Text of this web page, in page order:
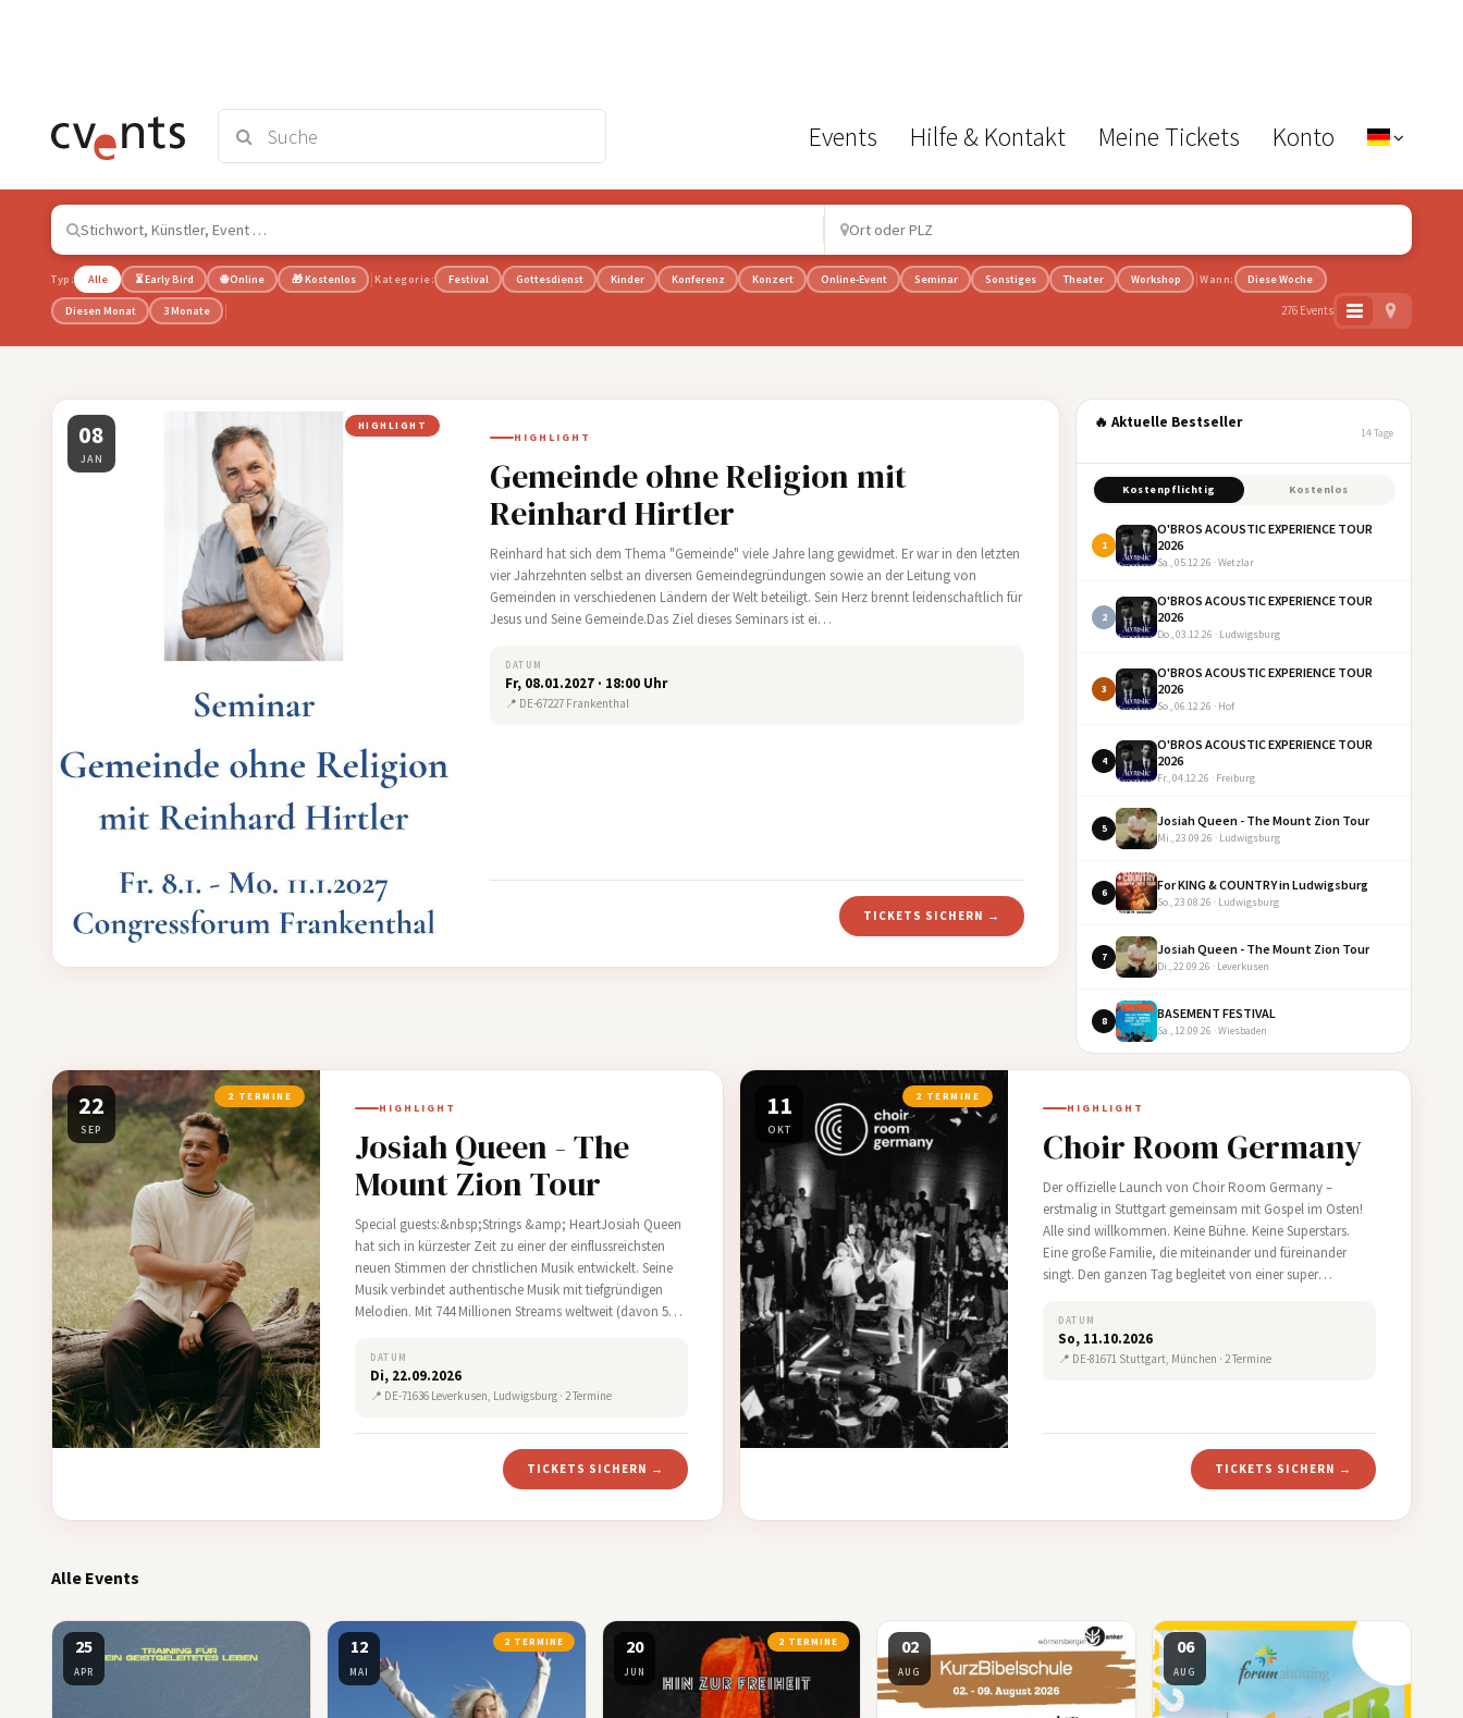
Events Hilfe & Kontakt Meine Tickets Konto
Typ: Alle ⏳ Early Bird 🌐 Online 🎁 Kostenlos Kategorie: Festival Gottesdienst Kinder Konferenz Konzert Online-Event Seminar Sonstiges Theater Workshop Wann: Diese Woche
Diesen Monat 3 Monate 276 Events
08
JAN
HIGHLIGHT
HIGHLIGHT
Gemeinde ohne Religion mit
Reinhard Hirtler
Reinhard hat sich dem Thema "Gemeinde" viele Jahre lang gewidmet. Er war in den letzten
vier Jahrzehnten selbst an diversen Gemeindegründungen sowie an der Leitung von
Gemeinden in verschiedenen Ländern der Welt beteiligt. Sein Herz brennt leidenschaftlich für
Jesus und Seine Gemeinde.Das Ziel dieses Seminars ist ei…
DATUM
Fr, 08.01.2027 · 18:00 Uhr
📍 DE-67227 Frankenthal
TICKETS SICHERN →
🔥 Aktuelle Bestseller
14 Tage
Kostenpflichtig Kostenlos
1
O'BROS ACOUSTIC EXPERIENCE TOUR
2026
Sa., 05.12.26 · Wetzlar
2
O'BROS ACOUSTIC EXPERIENCE TOUR
2026
Do., 03.12.26 · Ludwigsburg
3
O'BROS ACOUSTIC EXPERIENCE TOUR
2026
So., 06.12.26 · Hof
4
O'BROS ACOUSTIC EXPERIENCE TOUR
2026
Fr., 04.12.26 · Freiburg
5 Josiah Queen - The Mount Zion Tour
Mi., 23.09.26 · Ludwigsburg
6 For KING & COUNTRY in Ludwigsburg
So., 23.08.26 · Ludwigsburg
7 Josiah Queen - The Mount Zion Tour
Di., 22.09.26 · Leverkusen
8 BASEMENT FESTIVAL
Sa., 12.09.26 · Wiesbaden
22
SEP
2 TERMINE
HIGHLIGHT
Josiah Queen - The
Mount Zion Tour
Special guests:&nbsp;Strings &amp; HeartJosiah Queen
hat sich in kürzester Zeit zu einer der einflussreichsten
neuen Stimmen der christlichen Musik entwickelt. Seine
Musik verbindet authentische Musik mit tiefgründigen
Melodien. Mit 744 Millionen Streams weltweit (davon 570
DATUM
Di, 22.09.2026
📍 DE-71636 Leverkusen, Ludwigsburg · 2 Termine
TICKETS SICHERN →
11
OKT
2 TERMINE
HIGHLIGHT
Choir Room Germany
Der offizielle Launch von Choir Room Germany –
erstmalig in Stuttgart gemeinsam mit Gospel im Osten!
Alle sind willkommen. Keine Bühne. Keine Superstars.
Eine große Familie, die miteinander und füreinander
singt. Den ganzen Tag begleitet von einer super
DATUM
So, 11.10.2026
📍 DE-81671 Stuttgart, München · 2 Termine
TICKETS SICHERN →
Alle Events
25
APR
12
MAI
2 TERMINE 20
JUN
2 TERMINE 02
AUG
06
AUG